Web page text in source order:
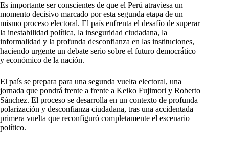
Es importante ser conscientes de que el Perú atraviesa un
momento decisivo marcado por esta segunda etapa de un
mismo proceso electoral. El país enfrenta el desafío de superar
la inestabilidad política, la inseguridad ciudadana, la
informalidad y la profunda desconfianza en las instituciones,
haciendo urgente un debate serio sobre el futuro democrático
y económico de la nación.
El país se prepara para una segunda vuelta electoral, una
jornada que pondrá frente a frente a Keiko Fujimori y Roberto
Sánchez. El proceso se desarrolla en un contexto de profunda
polarización y desconfianza ciudadana, tras una accidentada
primera vuelta que reconfiguró completamente el escenario
político.